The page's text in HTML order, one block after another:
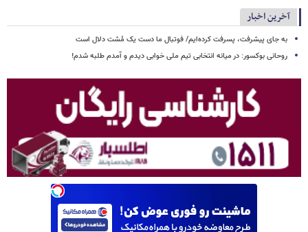
آخرین اخبار
به جای پیشرفت، پسرفت کرده‌ایم/ فوتبال ما دست یک مُشت دلال است
روحانی بوکسور: در میانه انتخابی تیم ملی خوابی دیدم و آمدم طلبه شدم!